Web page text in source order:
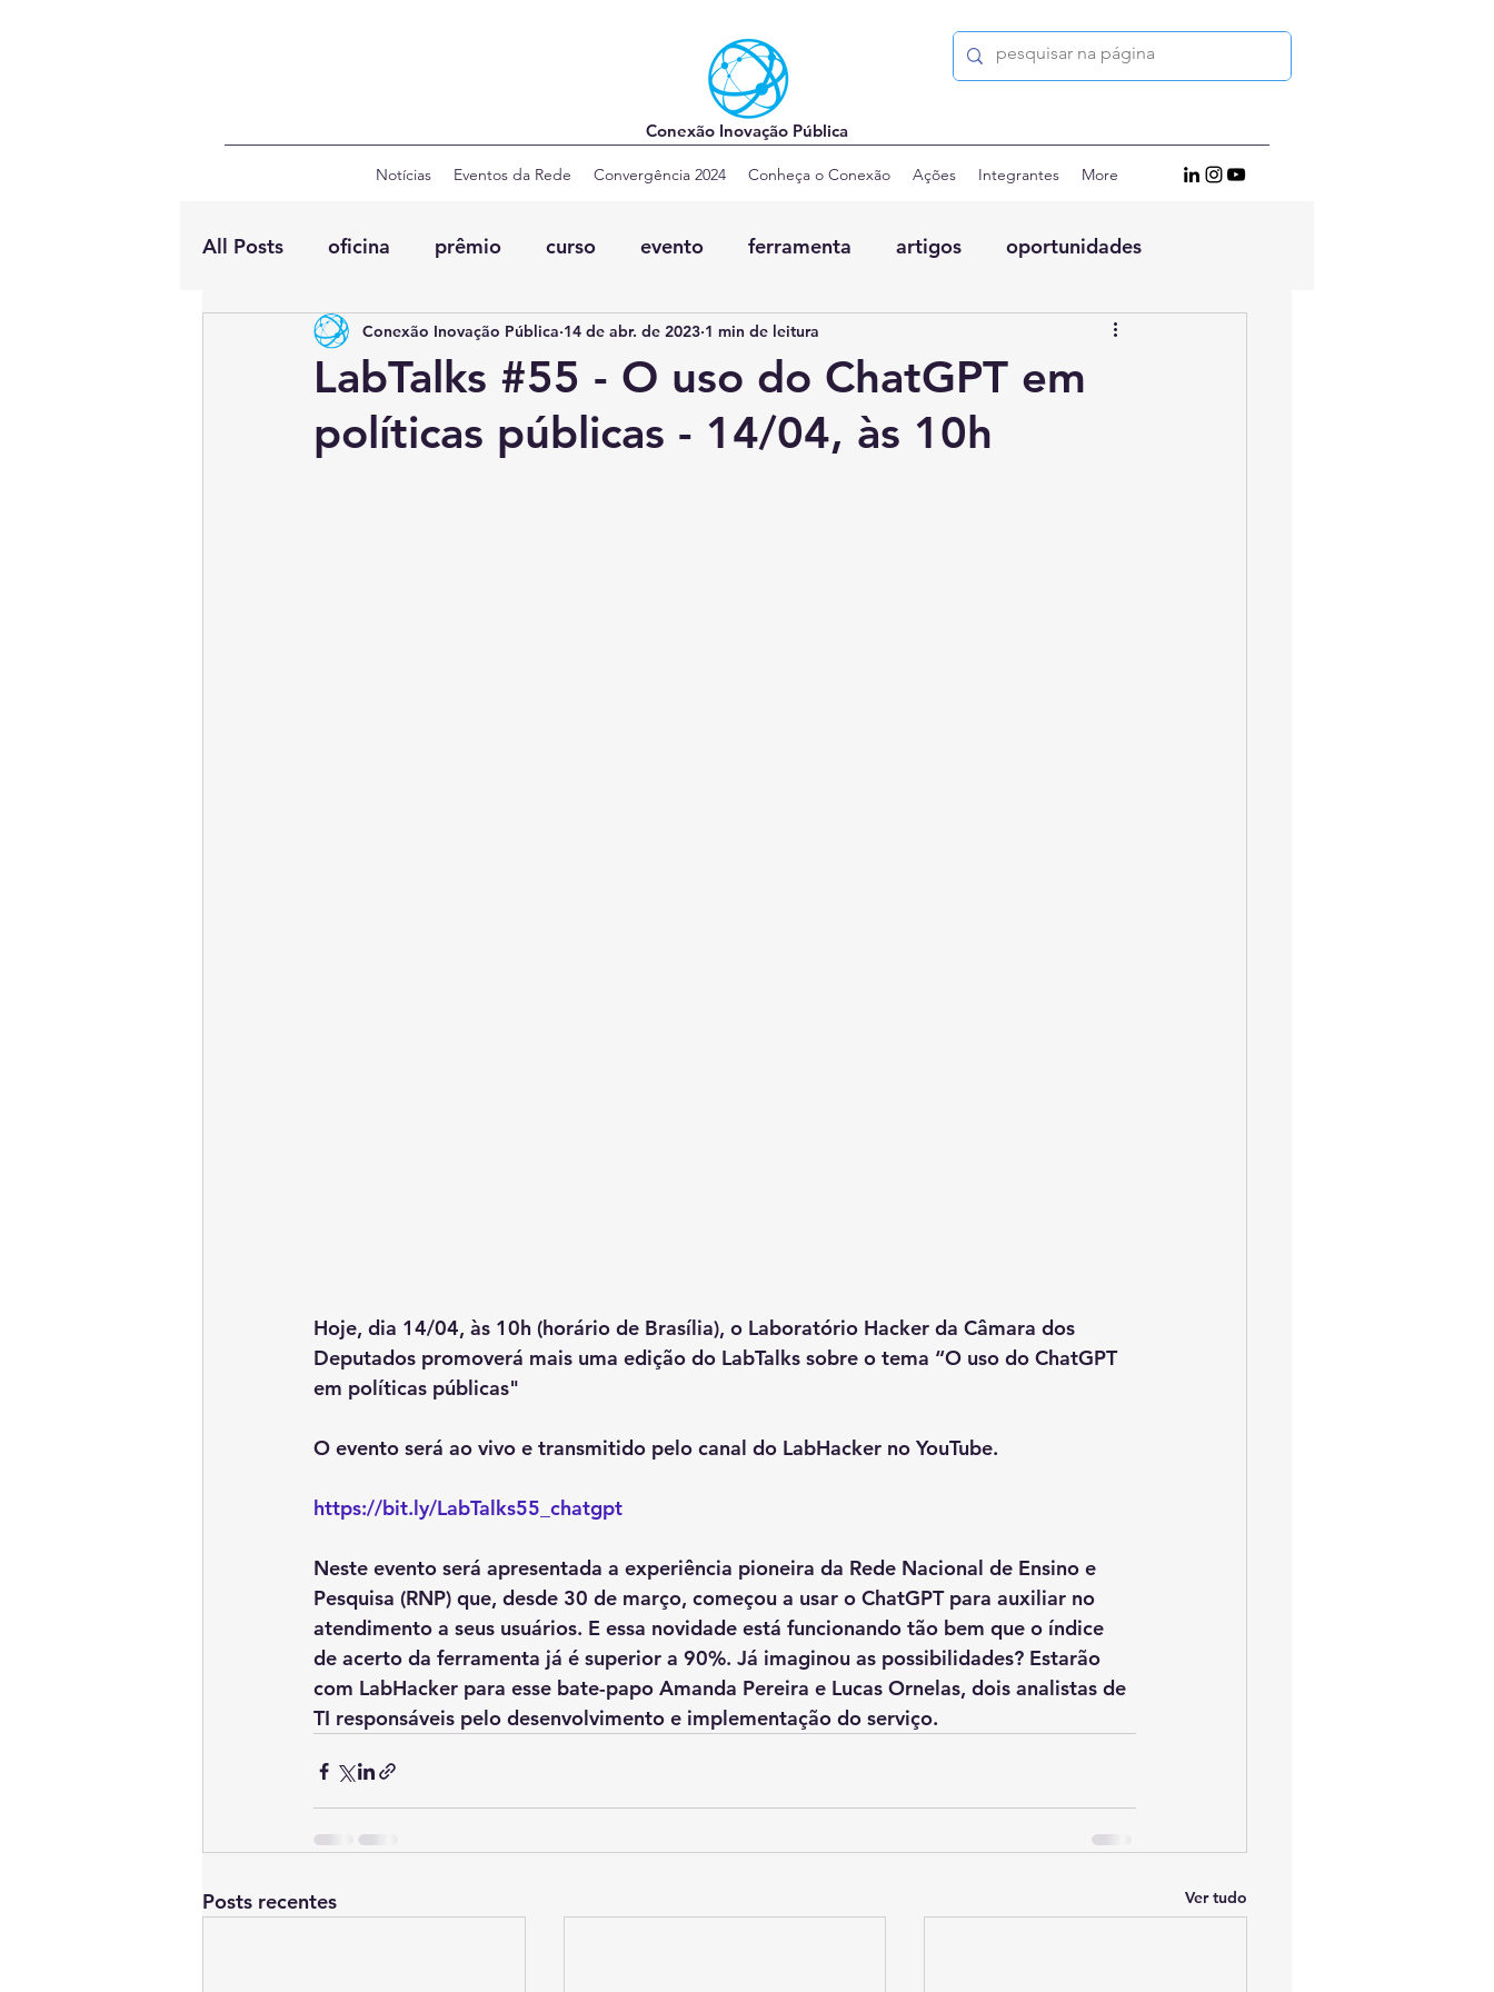
Conexão Inovação Pública
Notícias Eventos da Rede Convergência 2024 Conheça o Conexão Ações Integrantes More
All Posts oficina prêmio curso evento ferramenta artigos oportunidades
LabTalks #55 - O uso do ChatGPT em
políticas públicas - 14/04, às 10h
Conexão Inovação Pública 14 de abr. de 2023 1 min de leitura
Hoje, dia 14/04, às 10h (horário de Brasília), o Laboratório Hacker da Câmara dos
Deputados promoverá mais uma edição do LabTalks sobre o tema “O uso do ChatGPT
em políticas públicas"
O evento será ao vivo e transmitido pelo canal do LabHacker no YouTube.
https://bit.ly/LabTalks55_chatgpt
Neste evento será apresentada a experiência pioneira da Rede Nacional de Ensino e
Pesquisa (RNP) que, desde 30 de março, começou a usar o ChatGPT para auxiliar no
atendimento a seus usuários. E essa novidade está funcionando tão bem que o índice
de acerto da ferramenta já é superior a 90%. Já imaginou as possibilidades? Estarão
com LabHacker para esse bate-papo Amanda Pereira e Lucas Ornelas, dois analistas de
TI responsáveis pelo desenvolvimento e implementação do serviço.
Posts recentes Ver tudo